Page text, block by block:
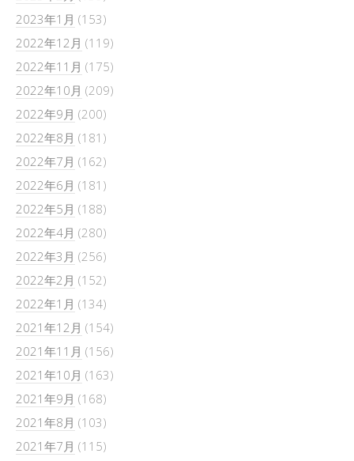
2023年1月 (153)
2022年12月 (119)
2022年11月 (175)
2022年10月 (209)
2022年9月 (200)
2022年8月 (181)
2022年7月 (162)
2022年6月 (181)
2022年5月 (188)
2022年4月 (280)
2022年3月 (256)
2022年2月 (152)
2022年1月 (134)
2021年12月 (154)
2021年11月 (156)
2021年10月 (163)
2021年9月 (168)
2021年8月 (103)
2021年7月 (115)